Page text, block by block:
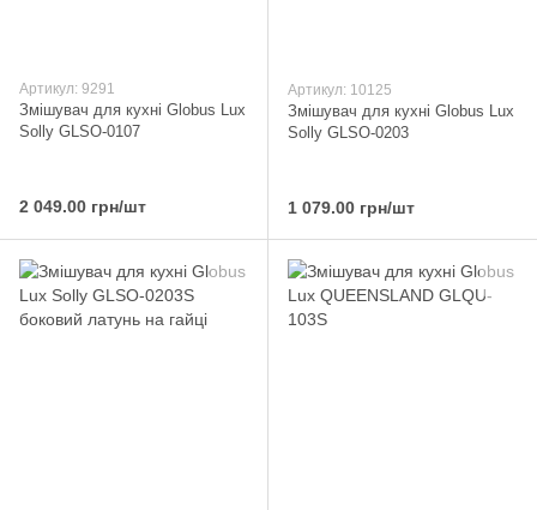
Артикул: 9291
Змішувач для кухні Globus Lux
Solly GLSO-0107
2 049.00 грн/шт
Артикул: 10125
Змішувач для кухні Globus Lux
Solly GLSO-0203
1 079.00 грн/шт